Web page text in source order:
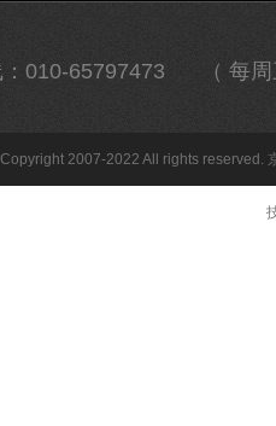
010-65797473 （ 每周
Copyright 2007-2022 All rights reserved.